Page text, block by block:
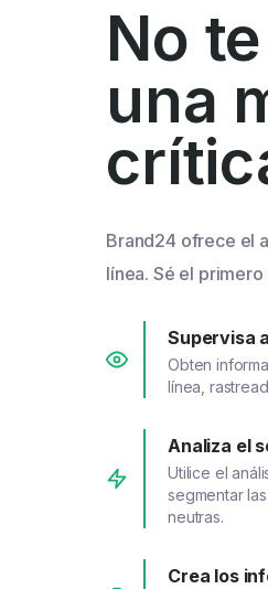
No
una
Brand24 ofrece el
línea. Sé el
Supervisa
Obten
línea,
Analiza el
Utilice el
segmentar
neutras.
Crea los